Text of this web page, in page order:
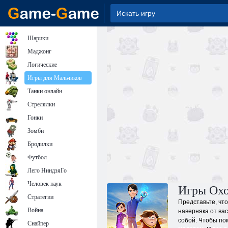
Игры
Представьте,
наверняка от
собой. Чтобы
Шарики
Маджонг
Логические
Игры для Мальчиков
Танки онлайн
Стрелялки
Гонки
Зомби
Бродилки
Футбол
Лего НиндзяГо
Человек паук
Стратегии
Война
Снайпер